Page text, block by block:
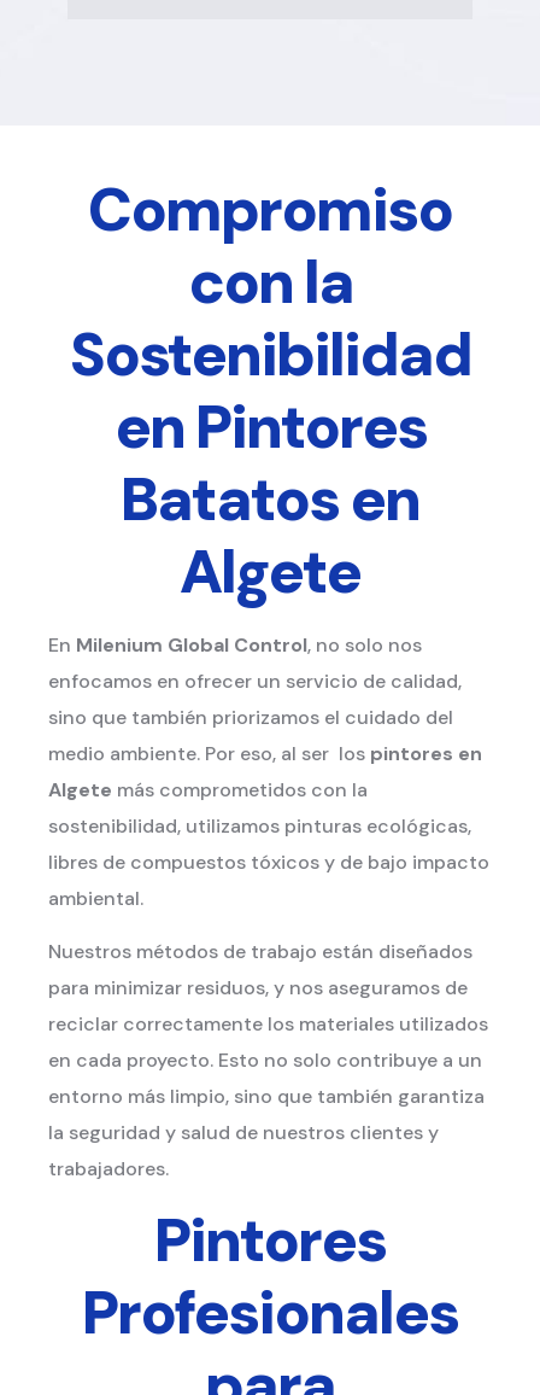
Compromiso
con la
Sostenibilidad
en Pintores
Batatos en
Algete
En Milenium Global Control, no solo nos
enfocamos en ofrecer un servicio de calidad,
sino que también priorizamos el cuidado del
medio ambiente. Por eso, al ser los pintores en
Algete más comprometidos con la
sostenibilidad, utilizamos pinturas ecológicas,
libres de compuestos tóxicos y de bajo impacto
ambiental.
Nuestros métodos de trabajo están diseñados
para minimizar residuos, y nos aseguramos de
reciclar correctamente los materiales utilizados
en cada proyecto. Esto no solo contribuye a un
entorno más limpio, sino que también garantiza
la seguridad y salud de nuestros clientes y
trabajadores.
Pintores
Profesionales